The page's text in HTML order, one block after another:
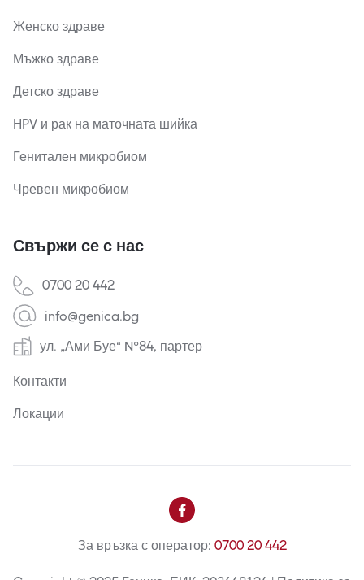
Женско здраве
Мъжко здраве
Детско здраве
HPV и рак на маточната шийка
Генитален микробиом
Чревен микробиом
Свържи се с нас
0700 20 442
info@genica.bg
ул. „Ами Буе“ №84, партер
Контакти
Локации
За връзка с оператор: 0700 20 442
